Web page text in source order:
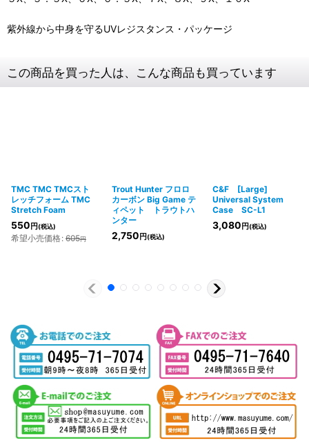
紫外線から中身を守るUVレジスタンス・パッケージ
この商品を買った人は、こんな商品も買っています
TMC TMC TMCスト
レッチフォーム TMC
Stretch Foam
550 円(税込)
希望小売価格: 605円
Trout Hunter フロロ
カーボン Big Game テ
ィペット トラウトハ
ンター
2,750 円(税込)
C&F [Large]
Universal System
Case SC-L1
3,080 円(税込)